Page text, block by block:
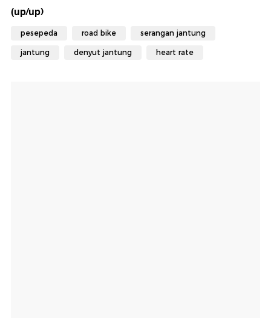
(up/up)
pesepeda road bike serangan jantung
jantung denyut jantung heart rate